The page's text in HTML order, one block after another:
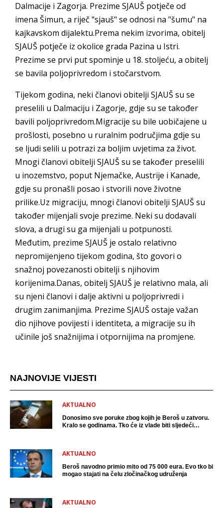
Dalmacije i Zagorja. Prezime SJAUŠ potječe od
imena Šimun, a riječ "sjauš" se odnosi na "šumu" na
kajkavskom dijalektu.Prema nekim izvorima, obitelj
SJAUŠ potječe iz okolice grada Pazina u Istri.
Prezime se prvi put spominje u 18. stoljeću, a obitelj
se bavila poljoprivredom i stočarstvom.
Tijekom godina, neki članovi obitelji SJAUŠ su se
preselili u Dalmaciju i Zagorje, gdje su se također
bavili poljoprivredom.Migracije su bile uobičajene u
prošlosti, posebno u ruralnim područjima gdje su
se ljudi selili u potrazi za boljim uvjetima za život.
Mnogi članovi obitelji SJAUŠ su se također preselili
u inozemstvo, poput Njemačke, Austrije i Kanade,
gdje su pronašli posao i stvorili nove životne
prilike.Uz migraciju, mnogi članovi obitelji SJAUŠ su
također mijenjali svoje prezime. Neki su dodavali
slova, a drugi su ga mijenjali u potpunosti.
Međutim, prezime SJAUŠ je ostalo relativno
nepromijenjeno tijekom godina, što govori o
snažnoj povezanosti obitelji s njihovim
korijenima.Danas, obitelj SJAUŠ je relativno mala, ali
su njeni članovi i dalje aktivni u poljoprivredi i
drugim zanimanjima. Prezime SJAUŠ ostaje važan
dio njihove povijesti i identiteta, a migracije su ih
učinile još snažnijima i otpornijima na promjene.
NAJNOVIJE VIJESTI
AKTUALNO
Donosimo sve poruke zbog kojih je Beroš u zatvoru.
Kralo se godinama. Tko će iz vlade biti sljedeći
AKTUALNO
Beroš navodno primio mito od 75 000 eura. Evo tko bi
mogao stajati na čelu zločinačkog udruženja
AKTUALNO